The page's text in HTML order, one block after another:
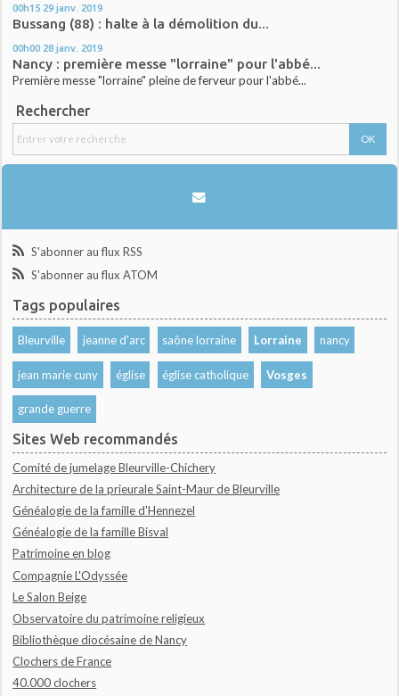
00h15 29 janv. 2019
Bussang (88) : halte à la démolition du...
00h00 28 janv. 2019
Nancy : première messe "lorraine" pour l'abbé...
Première messe "lorraine" pleine de ferveur pour l'abbé...
Rechercher
S'abonner au flux RSS
S'abonner au flux ATOM
Tags populaires
Bleurville jeanne d'arc saône lorraine Lorraine nancy
jean marie cuny église église catholique Vosges
grande guerre
Sites Web recommandés
Comité de jumelage Bleurville-Chichery
Architecture de la prieurale Saint-Maur de Bleurville
Généalogie de la famille d'Hennezel
Généalogie de la famille Bisval
Patrimoine en blog
Compagnie L'Odyssée
Le Salon Beige
Observatoire du patrimoine religieux
Bibliothèque diocésaine de Nancy
Clochers de France
40.000 clochers